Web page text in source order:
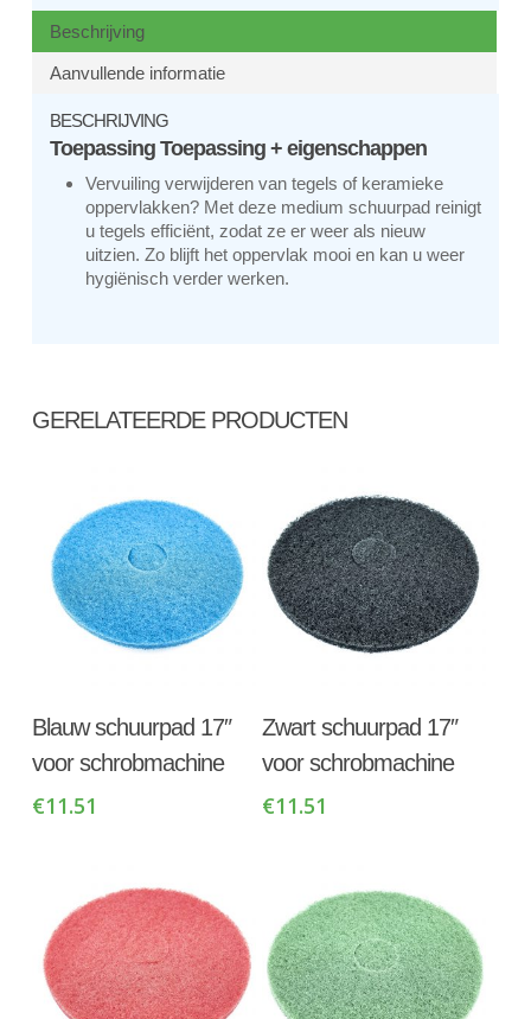
Beschrijving
Aanvullende informatie
BESCHRIJVING
Toepassing Toepassing + eigenschappen
Vervuiling verwijderen van tegels of keramieke
oppervlakken? Met deze medium schuurpad reinigt
u tegels efficiënt, zodat ze er weer als nieuw
uitzien. Zo blijft het oppervlak mooi en kan u weer
hygiënisch verder werken.
GERELATEERDE PRODUCTEN
Winkelwagen
Blauw schuurpad 17″
voor schrobmachine
€11.51
Winkelwagen
Zwart schuurpad 17″
voor schrobmachine
€11.51